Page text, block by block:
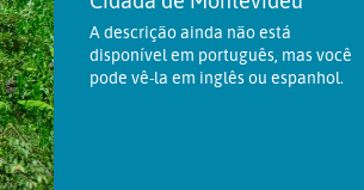
A descrição ainda não está
disponível em português, mas você
pode vê-la em inglês ou espanhol.